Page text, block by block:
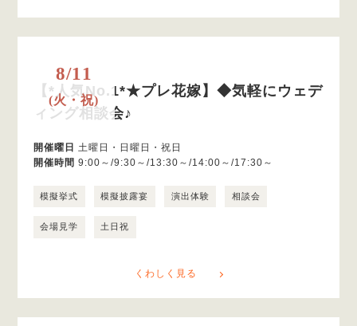
8/11
(火・祝)
【*人気No.1*★プレ花嫁】◆気軽にウェデ
ィング相談会♪
開催曜日 土曜日・日曜日・祝日
開催時間 9:00～/9:30～/13:30～/14:00～/17:30～
模擬挙式 模擬披露宴 演出体験 相談会
会場見学 土日祝
くわしく見る